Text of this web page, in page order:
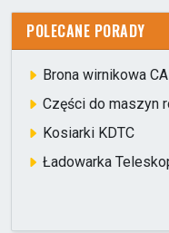
POLECANE PORADY
Brona wirnikowa
Części do maszyn
Kosiarki KDTC
Ładowarka